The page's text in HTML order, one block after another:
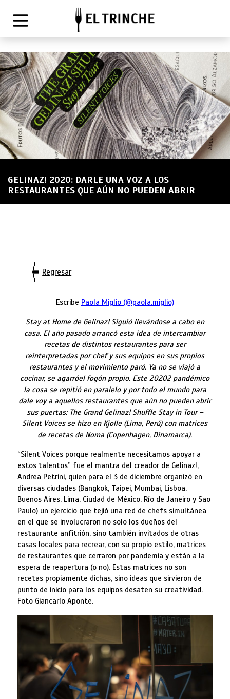
GELINAZ! 2020: DARLE UNA VOZ A LOS
RESTAURANTES QUE AÚN NO PUEDEN ABRIR
Regresar
Escribe Paola Miglio (@paola.miglio)
Stay at Home de Gelinaz! Siguió llevándose a cabo en
casa. El año pasado arrancó esta idea de intercambiar
recetas de distintos restaurantes para ser
reinterpretadas por chef y sus equipos en sus propios
restaurantes y el movimiento paró. Ya no se viajó a
cocinar, se agarróel fogón propio. Este 20202 pandémico
la cosa se repitió en paralelo y por todo el mundo para
dale voy a aquellos restaurantes que aún no pueden abrir
sus puertas: The Grand Gelinaz!Shuffle Stay in Tour –
Silent Voicesse hizo en Kjolle (Lima, Perú) con matrices
de recetas de Noma (Copenhagen, Dinamarca).
“Silent Voices porque realmente necesitamos apoyar a
estos talentos” fue el mantra del creador de Gelinaz!,
Andrea Petrini, quien para el 3 de diciembre organizó en
diversas ciudades (Bangkok, Taipei, Mumbai, Lisboa,
Buenos Aires, Lima, Ciudad de México, Río de Janeiro y Sao
Paulo) un ejercicio que tejió una red de chefs simultánea
en el que se involucraron no solo los dueños del
restaurante anfitrión, sino también invitados de otras
casas locales para recrear, con su propio estilo, matrices
de restaurantes que cerraron por pandemia y están a la
espera de reapertura (o no). Estas matrices no son
recetas propiamente dichas, sino ideas que sirvieron de
punto de inicio para los equipos desaten su creatividad.
Foto Giancarlo Aponte.